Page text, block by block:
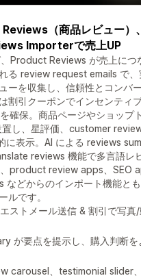
（商品レビュー）
Importerで売上UP
Product Reviews が売上につ
る review request emails で
ーを収集し、信頼性とコンバ
割引クーポンでインセンティブ
確保。商品ページやショップ
し、星評価、customer
に表示。AI による reviews
reviews 機能で多言語レ
product review apps、SEO
などからのインポート機能と
ルです。
ストメール送信 & 割引で写真
が要点を提示し、購入判断
carousel、testimonial slider